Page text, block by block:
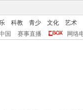
科教 青少 文化
艺术
国 赛事直播 网络